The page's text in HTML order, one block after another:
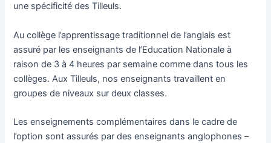
une spécificité des Tilleuls.
Au collège l’apprentissage traditionnel de l’anglais est
assuré par les enseignants de l’Education Nationale à
raison de 3 à 4 heures par semaine comme dans tous les
collèges. Aux Tilleuls, nos enseignants travaillent en
groupes de niveaux sur deux classes.
Les enseignements complémentaires dans le cadre de
l’option sont assurés par des enseignants anglophones –